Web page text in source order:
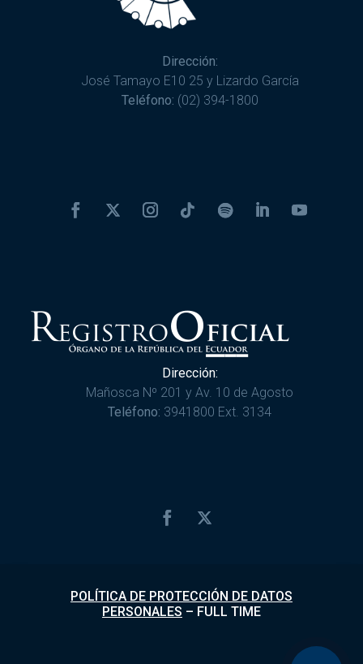
Dirección:
José Tamayo E10 25 y Lizardo García
Teléfono: (02) 394-1800
Dirección:
Mañosca Nº 201 y Av. 10 de Agosto
Teléfono: 3941800 Ext. 3134
POLÍTICA DE PROTECCIÓN DE DATOS
PERSONALES – FULL TIME